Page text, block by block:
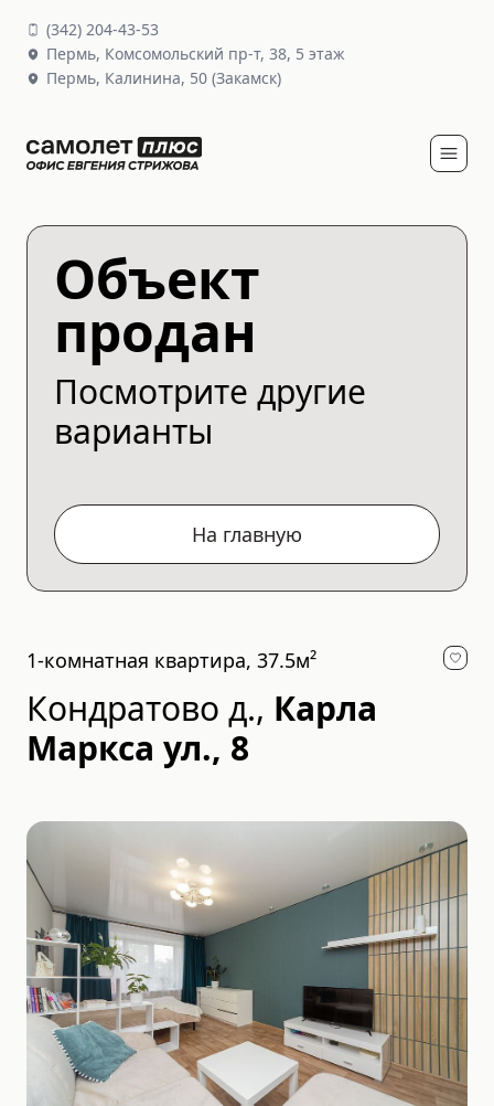
(342) 204-43-53
Пермь, Комсомольский пр-т, 38, 5 этаж
Пермь, Калинина, 50 (Закамск)
Объект
продан
Посмотрите другие
варианты
На главную
1-комнатная квартира, 37.5м²
Кондратово д., Карла
Маркса ул., 8